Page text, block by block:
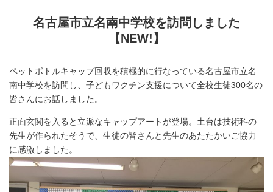
名古屋市立名南中学校を訪問しました
【NEW!】
ペットボトルキャップ回収を積極的に行なっている名古屋市立名
南中学校を訪問し、子どもワクチン支援について全校生徒300名の
皆さんにお話しました。
正面玄関を入ると立派なキャップアートが登場。土台は技術科の
先生が作られたそうで、生徒の皆さんと先生のあたたかいご協力
に感激しました。